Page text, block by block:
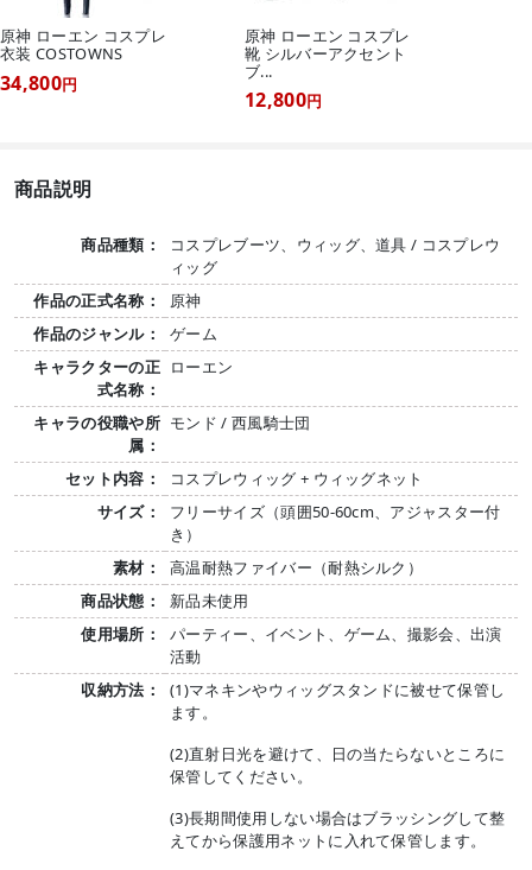
原神 ローエン コスプレ
衣装 COSTOWNS
34,800円
原神 ローエン コスプレ
靴 シルバーアクセント
ブ...
12,800円
商品説明
商品種類：
コスプレブーツ、ウィッグ、道具 / コスプレウ
ィッグ
作品の正式名称：
原神
作品のジャンル：
ゲーム
キャラクターの正
式名称：
ローエン
キャラの役職や所
属：
モンド / 西風騎士団
セット内容：
コスプレウィッグ + ウィッグネット
サイズ：
フリーサイズ（頭囲50-60cm、アジャスター付
き）
素材：
高温耐熱ファイバー（耐熱シルク）
商品状態：
新品未使用
使用場所：
パーティー、イベント、ゲーム、撮影会、出演
活動
収納方法：
(1)マネキンやウィッグスタンドに被せて保管し
ます。
(2)直射日光を避けて、日の当たらないところに
保管してください。
(3)長期間使用しない場合はブラッシングして整
えてから保護用ネットに入れて保管します。